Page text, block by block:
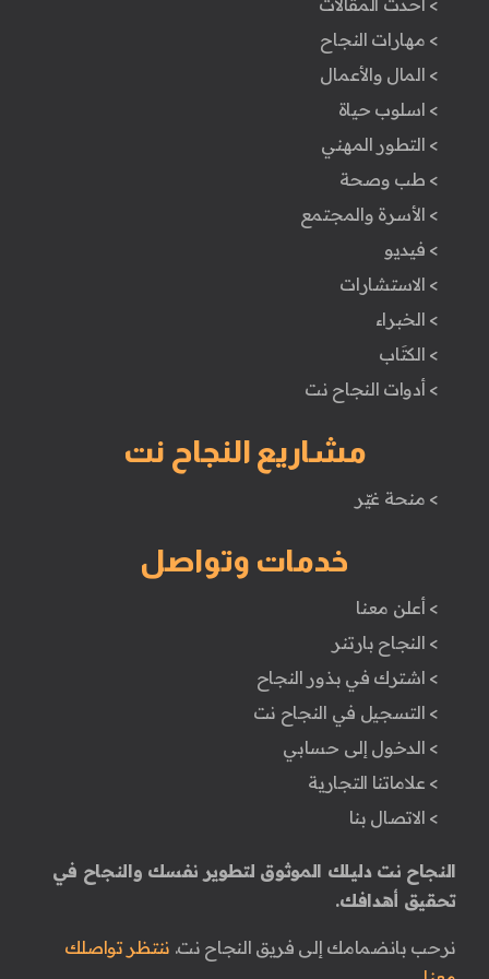
> أحدث المقالات
> مهارات النجاح
> المال والأعمال
> اسلوب حياة
> التطور المهني
> طب وصحة
> الأسرة والمجتمع
> فيديو
> الاستشارات
> الخبراء
> الكتَاب
> أدوات النجاح نت
مشاريع النجاح نت
> منحة غيّر
خدمات وتواصل
> أعلن معنا
> النجاح بارتنر
> اشترك في بذور النجاح
> التسجيل في النجاح نت
> الدخول إلى حسابي
> علاماتنا التجارية
> الاتصال بنا
النجاح نت دليلك الموثوق لتطوير نفسك والنجاح في
تحقيق أهدافك.
نرحب بانضمامك إلى فريق النجاح نت. ننتظر تواصلك